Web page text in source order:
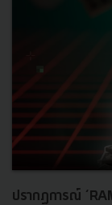
ปรากฏการณ์